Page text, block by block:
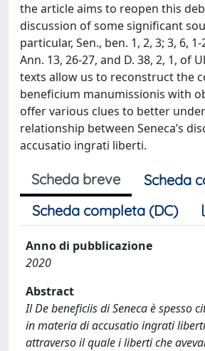
the article aims to reopen this
discussion of some significant
particular, Sen., ben. 1, 2, 3; 3, 6, 1-
Ann. 13, 26-27, and D. 38, 2, 1, of
texts allow us to reconstruct the
beneficium manumissionis with
offer various clues to better
relationship between Seneca’s
accusatio ingrati liberti.
Scheda breve
Scheda
Scheda completa (DC)
Anno di pubblicazione
2020
Abstract
Il De beneficiis di Seneca è spesso
in materia di accusatio ingrati
attraverso il quale i liberti che